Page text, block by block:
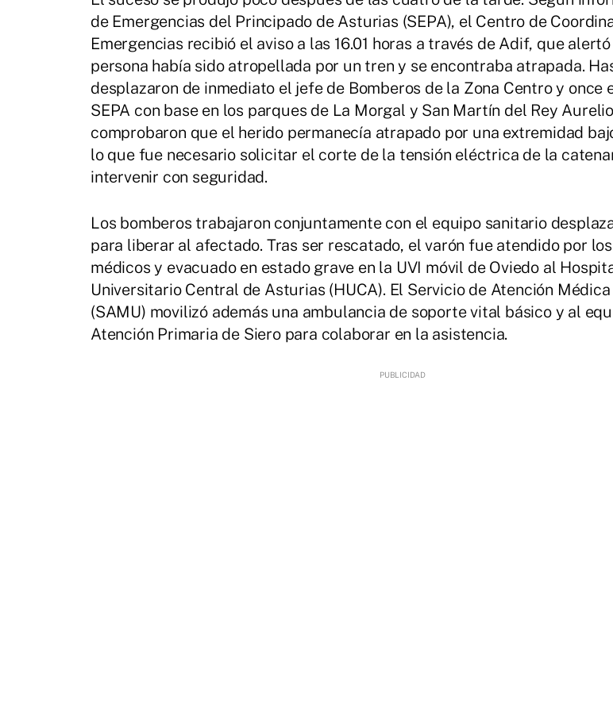
de Emergencias del Principado de Asturias (SEPA), el Centro de
Emergencias recibió el aviso a las 16.01 horas a través de Adif, que
persona había sido atropellada por un tren y se encontraba atrapada.
desplazaron de inmediato el jefe de Bomberos de la Zona Centro y once
SEPA con base en los parques de La Morgal y San Martín del Rey
comprobaron que el herido permanecía atrapado por una extremidad
lo que fue necesario solicitar el corte de la tensión eléctrica de la
intervenir con seguridad.
Los bomberos trabajaron conjuntamente con el equipo sanitario
para liberar al afectado. Tras ser rescatado, el varón fue atendido por
médicos y evacuado en estado grave en la UVI móvil de Oviedo al
Universitario Central de Asturias (HUCA). El Servicio de Atención
(SAMU) movilizó además una ambulancia de soporte vital básico y al
Atención Primaria de Siero para colaborar en la asistencia.